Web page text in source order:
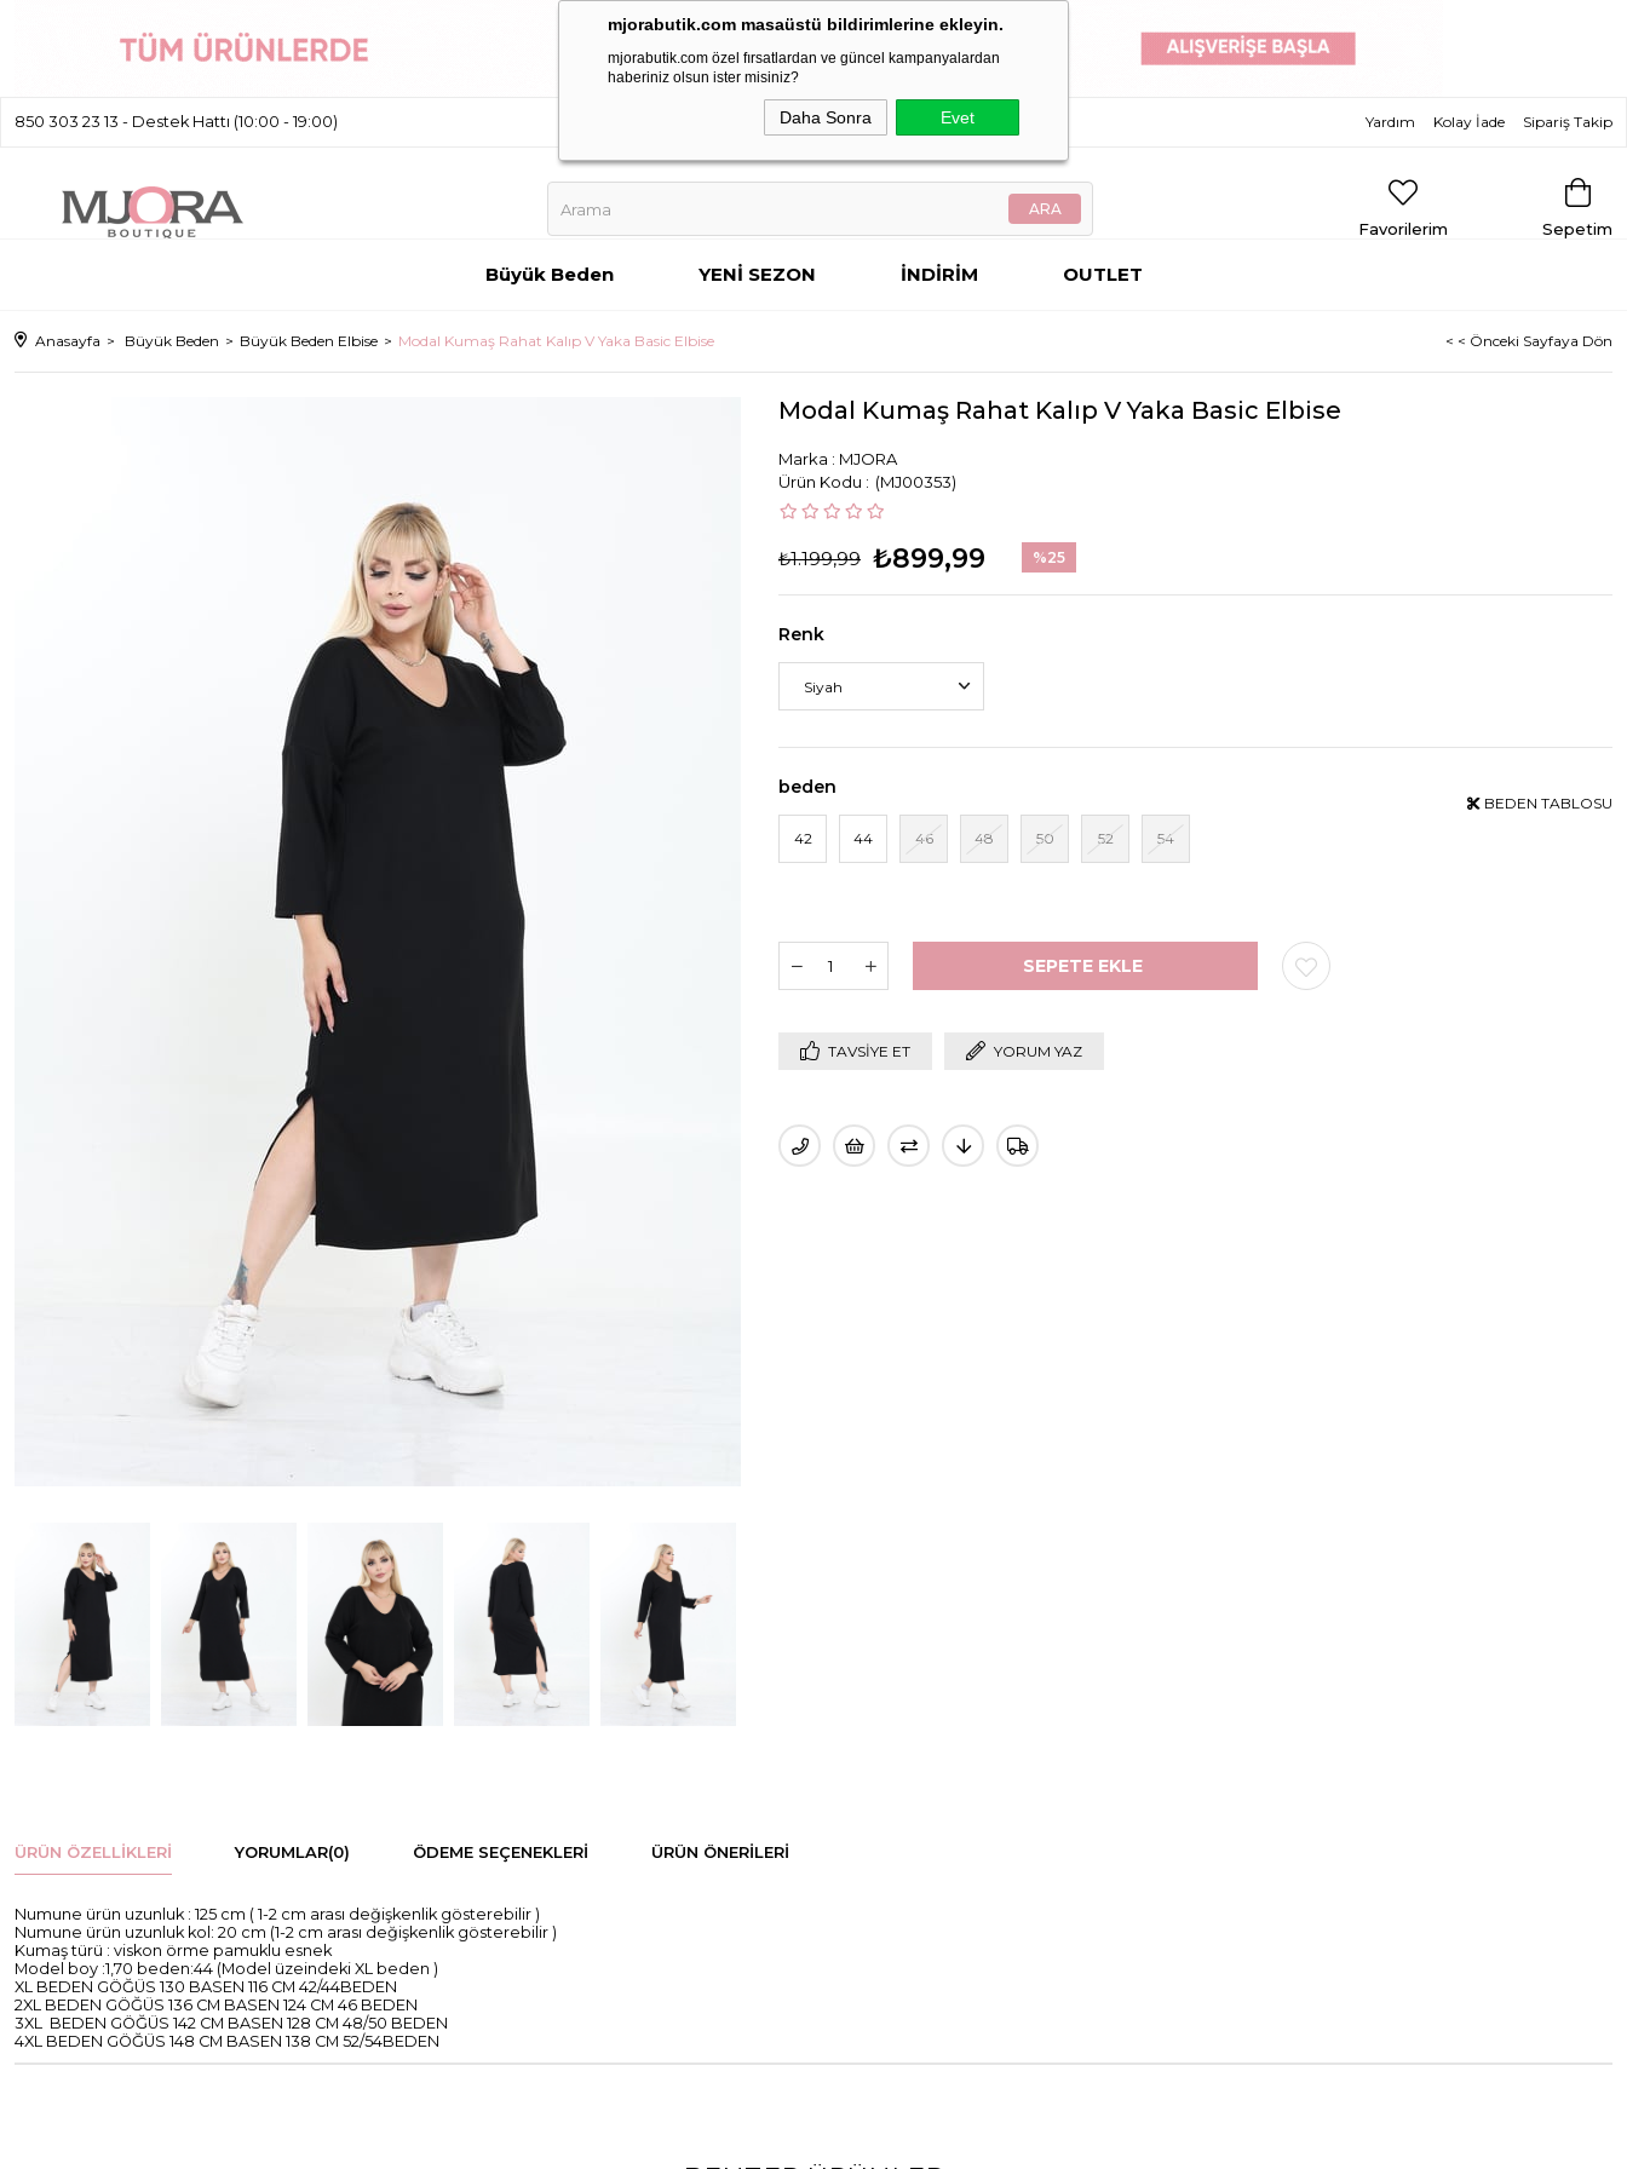
mjorabutik.com masaüstü bildirimlerine ekleyin.
mjorabutik.com özel fırsatlardan ve güncel kampanyalardan
haberiniz olsun ister misiniz?
Daha Sonra Evet
850 303 23 13 - Destek Hattı (10:00 - 19:00) Yardım Kolay İade Sipariş Takip
Sepetim
Favorilerim
Büyük Beden YENİ SEZON İNDİRİM OUTLET
Anasayfa Büyük Beden Büyük Beden Elbise Modal Kumaş Rahat Kalıp V Yaka Basic Elbise < < Önceki Sayfaya Dön
Modal Kumaş Rahat Kalıp V Yaka Basic Elbise
Marka : MJORA
(MJ00353)
₺1.199,99 ₺899,99 %25
Renk
beden
42 44 46 48 50 52 54
BEDEN TABLOSU
TAVSIYE ET YORUM YAZ
ÜRÜN ÖZELLIKLERI YORUMLAR(0) ÖDEME SEÇENEKLERI ÜRÜN ÖNERILERI
Numune ürün uzunluk : 125 cm ( 1-2 cm arası değişkenlik gösterebilir )
Numune ürün uzunluk kol: 20 cm (1-2 cm arası değişkenlik gösterebilir )
Kumaş türü : viskon örme pamuklu esnek
Model boy :1,70 beden:44 (Model üzeindeki XL beden )
XL BEDEN GÖĞÜS 130 BASEN 116 CM 42/44BEDEN
2XL BEDEN GÖĞÜS 136 CM BASEN 124 CM 46 BEDEN
3XL BEDEN GÖĞÜS 142 CM BASEN 128 CM 48/50 BEDEN
4XL BEDEN GÖĞÜS 148 CM BASEN 138 CM 52/54BEDEN